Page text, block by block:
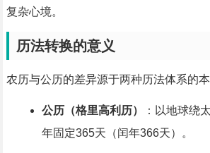
复杂心境。
历法转换的意义
农历与公历的差异源于两种历法体系的本
公历（格里高利历）
：以地球绕
年固定365天（闰年366天）。